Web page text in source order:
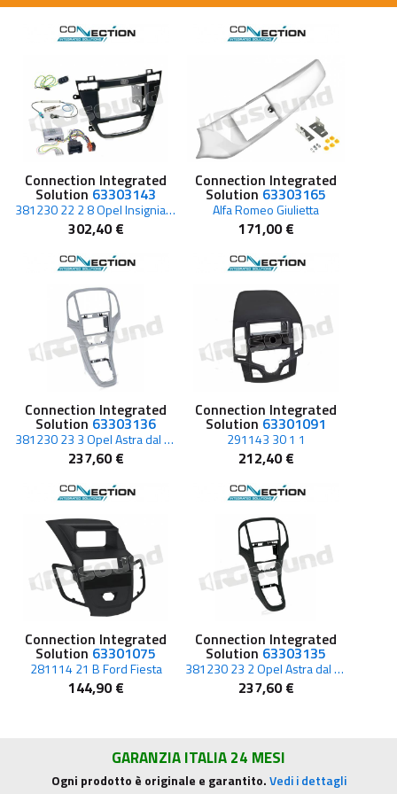
Connection Integrated
Solution 63303143
381230 22 2 8 Opel Insignia dal 2008
302,40 €
Connection Integrated
Solution 63303165
Alfa Romeo Giulietta
171,00 €
Connection Integrated
Solution 63303136
381230 23 3 Opel Astra dal 2010
237,60 €
Connection Integrated
Solution 63301091
291143 30 1 1
212,40 €
Connection Integrated
Solution 63301075
281114 21 B Ford Fiesta
144,90 €
Connection Integrated
Solution 63303135
381230 23 2 Opel Astra dal 2010
237,60 €
GARANZIA ITALIA 24 MESI
Ogni prodotto è originale e garantito.Vedi i dettagli